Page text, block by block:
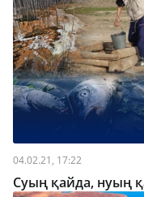
04.02.21, 17:22
Суың қайда, нуың